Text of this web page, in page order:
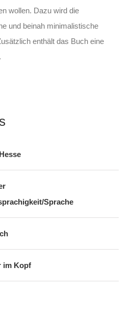
wollen. Dazu wird die
und beinah minimalistische
enthält das Buch eine
Sprache
im Kopf